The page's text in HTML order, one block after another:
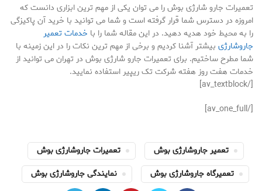
تعمیرات جارو شارژی بوش را می توان یکی از مهم ترین ابزاری دانست که
امروزه در دسترس شما قرار گرفته است و شما می توانید با خرید آن پاکیزگی
را به محیط خود هدیه دهید. در این مقاله شما را با خدمات تعمیر
جاروشارژی بیشتر آشنا کردیم و برخی از مهم ترین نکات را در این زمینه با
شما مطرح ساختیم. برای تعمیرات جارو شارژی بوش در تهران می توانید از
خدمات هفت روز هفته شرکت تک ریپیر استفاده نمایید.
[/av_textblock]
[/av_one_full]
تعمیر جاروشارژی بوش
تعمیرات جاروشارژی بوش
تعمیرگاه جاروشارژی بوش
نمایندگی جاروشارژی بوش